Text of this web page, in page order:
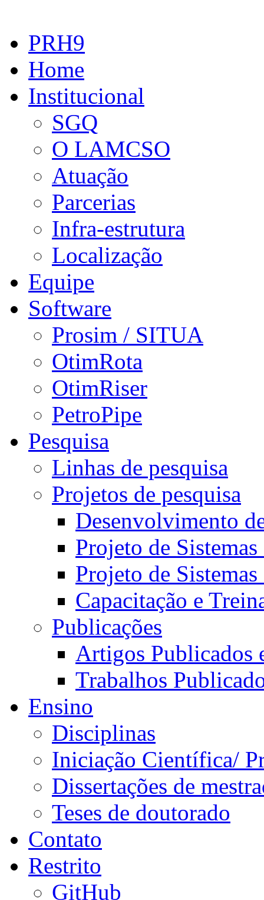
PRH9
Home
Institucional
SGQ
O LAMCSO
Atuação
Parcerias
Infra-estrutura
Localização
Equipe
Software
Prosim / SITUA
OtimRota
OtimRiser
PetroPipe
Pesquisa
Linhas de pesquisa
Projetos de pesquisa
Desenvolvimento
Projeto de
Projeto de
Capacitação e
Publicações
Artigos Publicados
Trabalhos
Ensino
Disciplinas
Iniciação Científica/
Dissertações de
Teses de doutorado
Contato
Restrito
GitHub